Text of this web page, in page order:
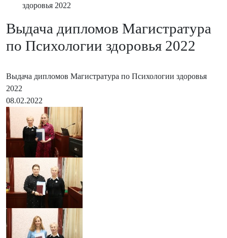
здоровья 2022
Выдача дипломов Магистратура
по Психологии здоровья 2022
Выдача дипломов Магистратура по Психологии здоровья
2022
08.02.2022